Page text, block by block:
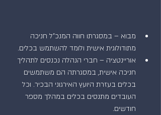
מבוא – במסגרתו חווה המנכ"ל חניכה
מתודולוגית אישית ולומד להשתמש בכלים.
אוריינטציה – חברי הנהלה נכנסים לתהליך
חניכה אישית, במסגרתה הם משתמשים
בכלים בעזרת היועץ האירגוני הבכיר. וכל
העובדים מתנסים בכלים במהלך מספר
חודשים.